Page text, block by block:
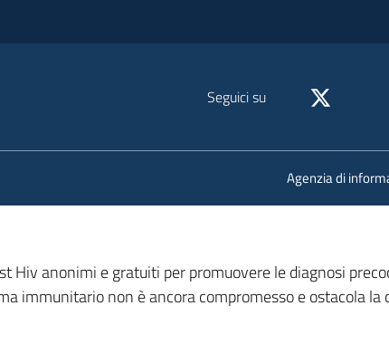
Seguici su
Agenzia di
anonimi e gratuiti per promuovere le diagnosi
immunitario non è ancora compromesso e ostacola la